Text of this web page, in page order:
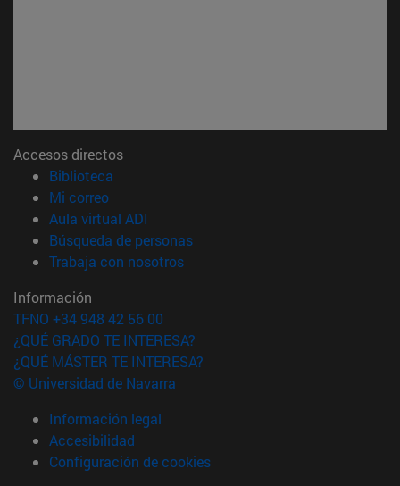
Accesos directos
Biblioteca
Mi correo(abre en nueva ventana)
Aula virtual ADI
Búsqueda de personas(abre en nueva ventana)
Trabaja con nosotros(abre en nueva ventana)
Información
TFNO +34 948 42 56 00
¿QUÉ GRADO TE INTERESA?
¿QUÉ MÁSTER TE INTERESA?
© Universidad de Navarra
Información legal
Accesibilidad
Configuración de cookies